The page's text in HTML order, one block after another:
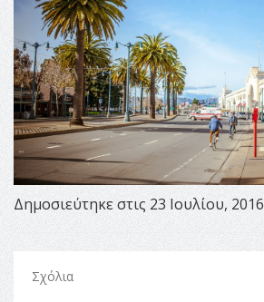
Δημοσιεύτηκε στις 23 Ιουλίου, 2016
Σχόλια